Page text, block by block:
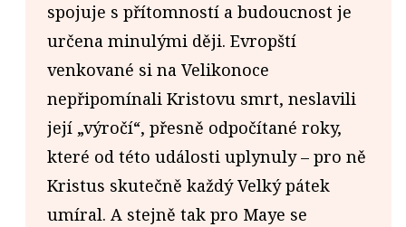
spojuje s přítomností a budoucnost je
určena minulými ději. Evropští
venkované si na Velikonoce
nepřipomínali Kristovu smrt, neslavili
její „výročí“, přesně odpočítané roky,
které od této události uplynuly – pro ně
Kristus skutečně každý Velký pátek
umíral. A stejně tak pro Maye se